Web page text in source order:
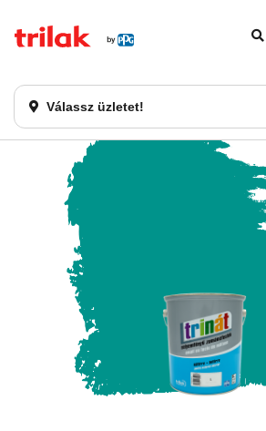
Válassz üzletet!
Fontos tájékoztatás!